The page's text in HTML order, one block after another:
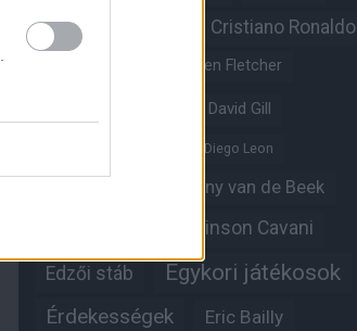
Christian Eriksen Cristiano Ronaldo
Darren Fletcher
David Gill
Diego Leon
Donny van de Beek
Edinson Cavani
Edzői stáb Egykori játékosok
Érdekességek Eric Bailly